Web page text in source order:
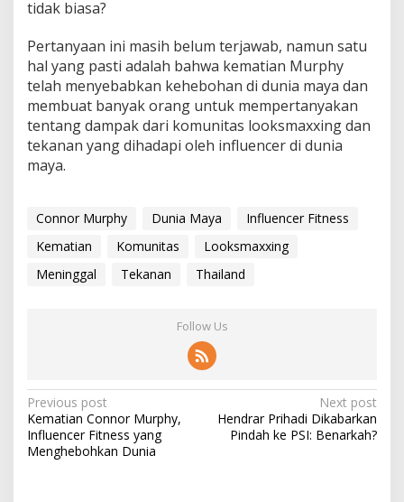
tidak biasa?
Pertanyaan ini masih belum terjawab, namun satu
hal yang pasti adalah bahwa kematian Murphy
telah menyebabkan kehebohan di dunia maya dan
membuat banyak orang untuk mempertanyakan
tentang dampak dari komunitas looksmaxxing dan
tekanan yang dihadapi oleh influencer di dunia
maya.
Connor Murphy Dunia Maya
Influencer Fitness
Kematian
Komunitas
Looksmaxxing
Meninggal
Tekanan Thailand
Follow Us
P
o
s
Previous post
Kematian Connor Murphy,
Influencer Fitness yang
Menghebohkan Dunia
Next post
Hendrar Prihadi Dikabarkan
Pindah ke PSI: Benarkah?